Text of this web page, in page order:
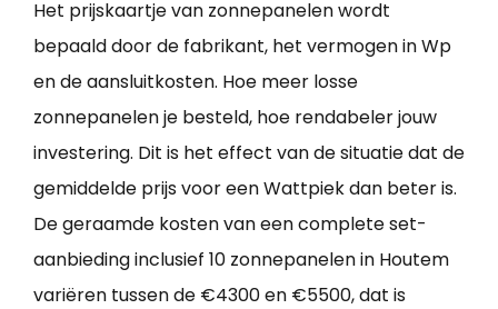
Het prijskaartje van zonnepanelen wordt
bepaald door de fabrikant, het vermogen in Wp
en de aansluitkosten. Hoe meer losse
zonnepanelen je besteld, hoe rendabeler jouw
investering. Dit is het effect van de situatie dat de
gemiddelde prijs voor een Wattpiek dan beter is.
De geraamde kosten van een complete set-
aanbieding inclusief 10 zonnepanelen in Houtem
variëren tussen de €4300 en €5500, dat is